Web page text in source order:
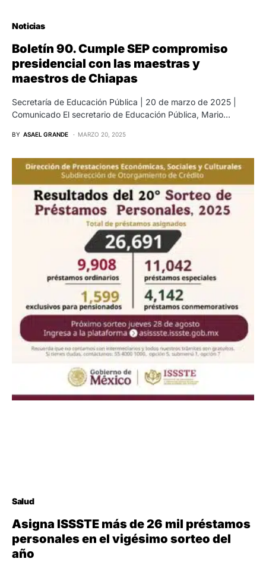
Noticias
Boletín 90. Cumple SEP compromiso
presidencial con las maestras y
maestros de Chiapas
Secretaría de Educación Pública | 20 de marzo de 2025 |
Comunicado El secretario de Educación Pública, Mario…
BY ASAEL GRANDE MARZO 20, 2025
Salud
Asigna ISSSTE más de 26 mil préstamos
personales en el vigésimo sorteo del
año